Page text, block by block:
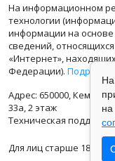
На информационном
технологии
информации на основе
сведений,
«Интернет»,
Федерации).
Адрес: 650000,
33а, 2 этаж
Техническая
Для лиц старше 18 лет.
на